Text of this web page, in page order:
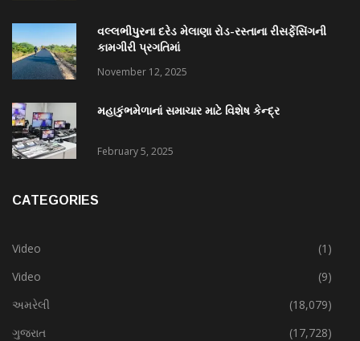
વલ્લભીપુરના દરેડ મેલાણા રોડ-રસ્તાના રીસર્ફેસિંગની
કામગીરી પ્રગતિમાં
November 12, 2025
મહાકુંભમેળાનાં સમાચાર માટે વિશેષ કેન્દ્ર
February 5, 2025
CATEGORIES
Video
(1)
Video
(9)
અમરેલી
(18,079)
ગુજરાત
(17,728)